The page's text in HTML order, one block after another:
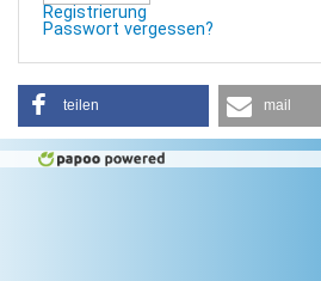
Registrierung
Passwort vergessen?
teilen mail